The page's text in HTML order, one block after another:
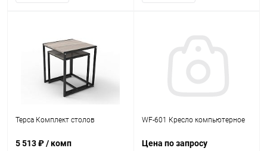
Терса Комплект столов
5 513 ₽/ комп
WF-601 Кресло компьютерное
Цена по запросу